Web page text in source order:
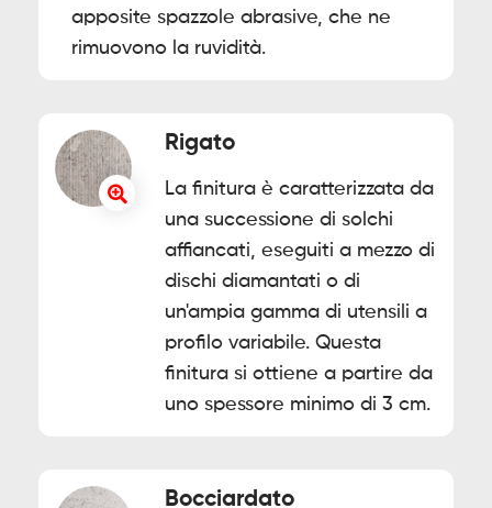
apposite spazzole abrasive, che ne
rimuovono la ruvidità.
Rigato
La finitura è caratterizzata da
una successione di solchi
affiancati, eseguiti a mezzo di
dischi diamantati o di
un'ampia gamma di utensili a
profilo variabile. Questa
finitura si ottiene a partire da
uno spessore minimo di 3 cm.
Bocciardato